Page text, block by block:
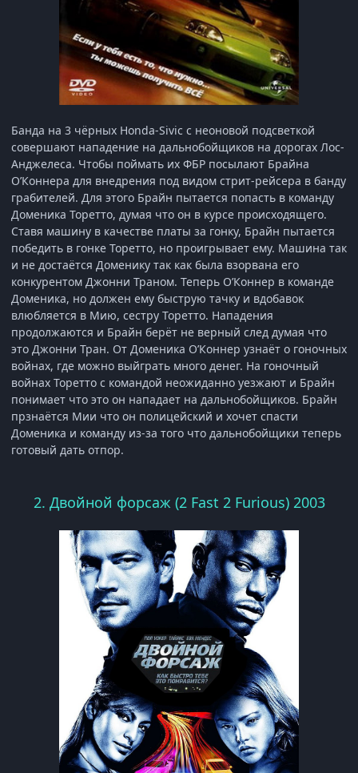
Банда на 3 чёрных Honda-Sivic с неоновой подсветкой
совершают нападение на дальнобойщиков на дорогах Лос-
Анджелеса. Чтобы поймать их ФБР посылают Брайна
О’Коннера для внедрения под видом стрит-рейсера в банду
грабителей. Для этого Брайн пытается попасть в команду
Доменика Торетто, думая что он в курсе происходящего.
Ставя машину в качестве платы за гонку, Брайн пытается
победить в гонке Торетто, но проигрывает ему. Машина так
и не достаётся Доменику так как была взорвана его
конкурентом Джонни Траном. Теперь О’Коннер в команде
Доменика, но должен ему быструю тачку и вдобавок
влюбляется в Мию, сестру Торетто. Нападения
продолжаются и Брайн берёт не верный след думая что
это Джонни Тран. От Доменика О’Коннер узнаёт о гоночных
войнах, где можно выйграть много денег. На гоночный
войнах Торетто с командой неожиданно уезжают и Брайн
понимает что это он нападает на дальнобойщиков. Брайн
прзнаётся Мии что он полицейский и хочет спасти
Доменика и команду из-за того что дальнобойщики теперь
готовый дать отпор.
2. Двойной форсаж (2 Fast 2 Furious) 2003